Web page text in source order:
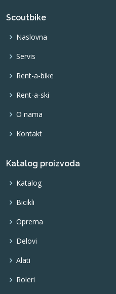
Scoutbike
Naslovna
Servis
Rent-a-bike
Rent-a-ski
O nama
Kontakt
Katalog proizvoda
Katalog
Bicikli
Oprema
Delovi
Alati
Roleri